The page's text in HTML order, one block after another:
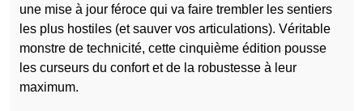
une mise à jour féroce qui va faire trembler les sentiers
les plus hostiles (et sauver vos articulations). Véritable
monstre de technicité, cette cinquième édition pousse
les curseurs du confort et de la robustesse à leur
maximum.